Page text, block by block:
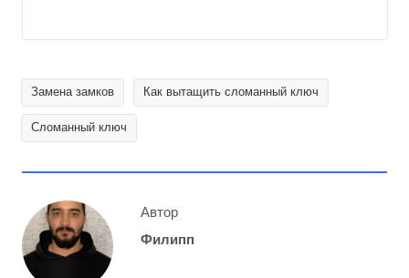
Замена замков Как вытащить сломанный ключ
Сломанный ключ
Автор
Филипп